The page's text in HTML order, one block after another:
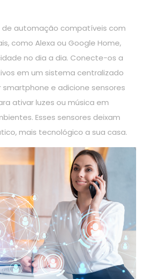
de automação compatíveis com
como Alexa ou Google Home,
no dia a dia. Conecte-os a
em um sistema centralizado
e adicione sensores
ativar luzes ou música em
Esses sensores deixam
mais tecnológico a sua casa.